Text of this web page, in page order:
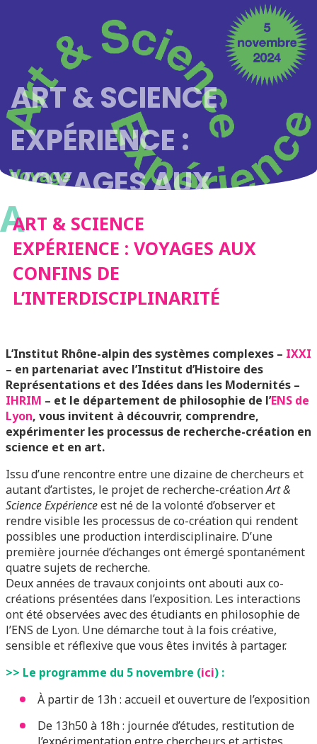
ART & SCIENCE
EXPÉRIENCE :
VOYAGES AUX
CONFINS DE
AART & SCIENCE
EXPÉRIENCE : VOYAGES AUX
CONFINS DE
L’INTERDISCIPLINARITÉ
L’Institut Rhône-alpin des systèmes complexes – IXXI
– en partenariat avec l’Institut d’Histoire des
Représentations et des Idées dans les Modernités –
IHRIM – et le département de philosophie de l’ENS de
Lyon, vous invitent à découvrir, comprendre,
expérimenter les processus de recherche-création en
science et en art.
Issu d’une rencontre entre une dizaine de chercheurs et
autant d’artistes, le projet de recherche-créationArt &
Science Expérienceest né de la volonté d’observer et
rendre visible les processus de co-création qui rendent
possibles une production interdisciplinaire. D’une
première journée d’échanges ont émergé spontanément
quatre sujets de recherche.
Deux années de travaux conjoints ont abouti aux co-
créations présentées dans l’exposition. Les interactions
ont été observées avec des étudiants en philosophie de
l’ENS de Lyon. Une démarche tout à la fois créative,
sensible et réflexive que vous êtes invités à partager.
>> Le programme du 5 novembre (ici) :
À partir de 13h : accueil et ouverture de l’exposition
De 13h50 à 18h : journée d’études, restitution de